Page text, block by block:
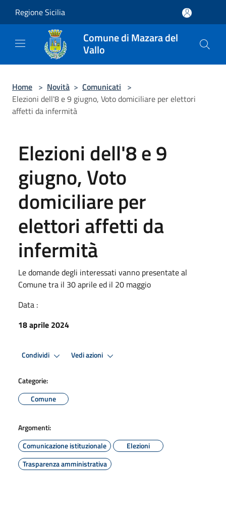
Regione Sicilia
Comune di Mazara del
Vallo
Home > Novità > Comunicati >
Elezioni dell'8 e 9 giugno, Voto domiciliare per elettori
affetti da infermità
Elezioni dell'8 e 9
giugno, Voto
domiciliare per
elettori affetti da
infermità
Le domande degli interessati vanno presentate al
Comune tra il 30 aprile ed il 20 maggio
Data :
18 aprile 2024
Condividi Vedi azioni
Categorie:
Comune
Argomenti:
Comunicazione istituzionale
Elezioni
Trasparenza amministrativa